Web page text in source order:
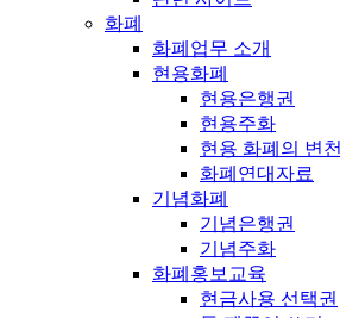
화폐
화폐업무 소개
현용화폐
현용은행권
현용주화
현용 화폐의 변천
화폐연대자료
기념화폐
기념은행권
기념주화
화폐홍보교육
현금사용 선택권